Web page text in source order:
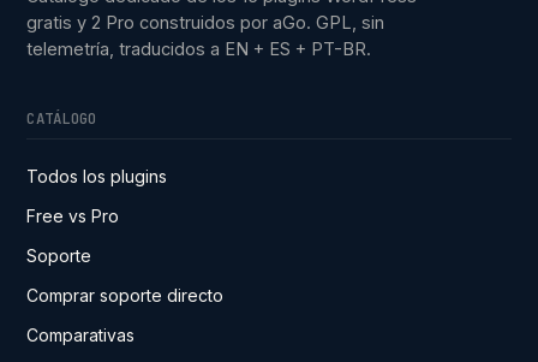
gratis y 2 Pro construidos por aGo. GPL, sin
telemetría, traducidos a EN + ES + PT-BR.
CATÁLOGO
Todos los plugins
Free vs Pro
Soporte
Comprar soporte directo
Comparativas